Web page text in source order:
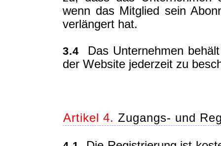
wenn das Mitglied sein
verlängert hat.
3.4 Das Unternehmen
der Website jederzeit zu
Artikel 4. Zugangs- und